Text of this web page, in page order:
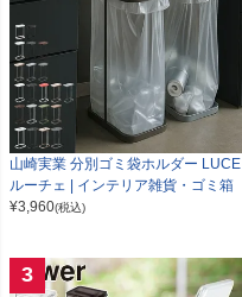
山崎実業 分別ゴミ袋ホルダー LUCE
ルーチェ | インテリア雑貨・ゴミ箱
¥3,960(税込)
3